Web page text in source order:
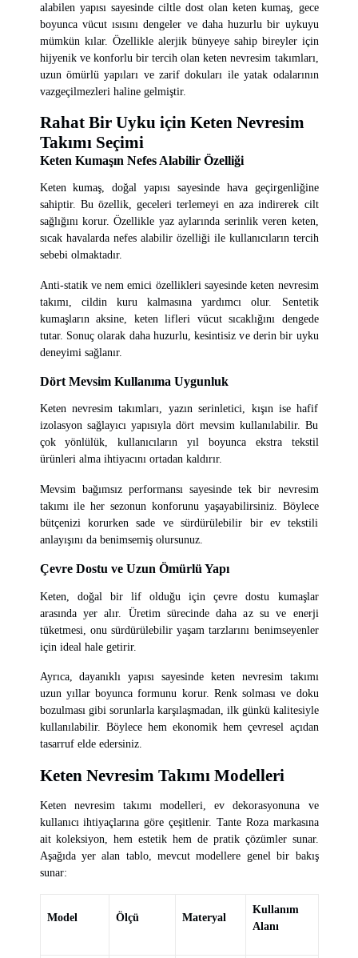
alabilen yapısı sayesinde ciltle dost olan keten kumaş, gece
boyunca vücut ısısını dengeler ve daha huzurlu bir uykuyu
mümkün kılar. Özellikle alerjik bünyeye sahip bireyler için
hijyenik ve konforlu bir tercih olan keten nevresim takımları,
uzun ömürlü yapıları ve zarif dokuları ile yatak odalarının
vazgeçilmezleri haline gelmiştir.
Rahat Bir Uyku için Keten Nevresim
Takımı Seçimi
Keten Kumaşın Nefes Alabilir Özelliği
Keten kumaş, doğal yapısı sayesinde hava geçirgenliğine
sahiptir. Bu özellik, geceleri terlemeyi en aza indirerek cilt
sağlığını korur. Özellikle yaz aylarında serinlik veren keten,
sıcak havalarda nefes alabilir özelliği ile kullanıcıların tercih
sebebi olmaktadır.
Anti-statik ve nem emici özellikleri sayesinde keten nevresim
takımı, cildin kuru kalmasına yardımcı olur. Sentetik
kumaşların aksine, keten lifleri vücut sıcaklığını dengede
tutar. Sonuç olarak daha huzurlu, kesintisiz ve derin bir uyku
deneyimi sağlanır.
Dört Mevsim Kullanıma Uygunluk
Keten nevresim takımları, yazın serinletici, kışın ise hafif
izolasyon sağlayıcı yapısıyla dört mevsim kullanılabilir. Bu
çok yönlülük, kullanıcıların yıl boyunca ekstra tekstil
ürünleri alma ihtiyacını ortadan kaldırır.
Mevsim bağımsız performansı sayesinde tek bir nevresim
takımı ile her sezonun konforunu yaşayabilirsiniz. Böylece
bütçenizi korurken sade ve sürdürülebilir bir ev tekstili
anlayışını da benimsemiş olursunuz.
Çevre Dostu ve Uzun Ömürlü Yapı
Keten, doğal bir lif olduğu için çevre dostu kumaşlar
arasında yer alır. Üretim sürecinde daha az su ve enerji
tüketmesi, onu sürdürülebilir yaşam tarzlarını benimseyenler
için ideal hale getirir.
Ayrıca, dayanıklı yapısı sayesinde keten nevresim takımı
uzun yıllar boyunca formunu korur. Renk solması ve doku
bozulması gibi sorunlarla karşılaşmadan, ilk günkü kalitesiyle
kullanılabilir. Böylece hem ekonomik hem çevresel açıdan
tasarruf elde edersiniz.
Keten Nevresim Takımı Modelleri
Keten nevresim takımı modelleri, ev dekorasyonuna ve
kullanıcı ihtiyaçlarına göre çeşitlenir. Tante Roza markasına
ait koleksiyon, hem estetik hem de pratik çözümler sunar.
Aşağıda yer alan tablo, mevcut modellere genel bir bakış
sunar:
Model Ölçü Materyal
Kullanım
Alanı